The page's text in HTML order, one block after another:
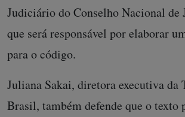
Judiciário do Conselho Nacional de
que será responsável por elaborar
para o código.
Juliana Sakai, diretora executiva da
Brasil, também defende que o texto